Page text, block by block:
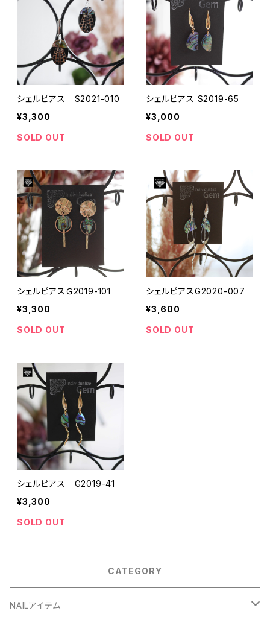
シェルピアス S2021-010
¥3,300
SOLD OUT
シェルピアス S2019-65
¥3,000
SOLD OUT
シェルピアスＧ2019-101
¥3,300
SOLD OUT
シェルピアスG2020-007
¥3,600
SOLD OUT
シェルピアス G2019-41
¥3,300
SOLD OUT
CATEGORY
NAILアイテム